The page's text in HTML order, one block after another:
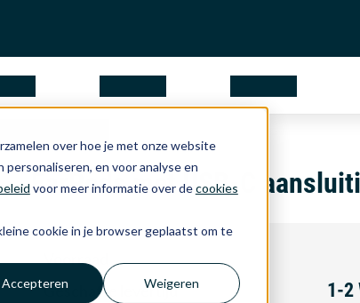
over hoe je met onze website
en voor analyse en
voor meer informatie over decookies
cookie in je browser geplaatst om te
Accepteren Weigeren
EarPods met USB-C
Voorraad
Geschatte levertijd 1-2